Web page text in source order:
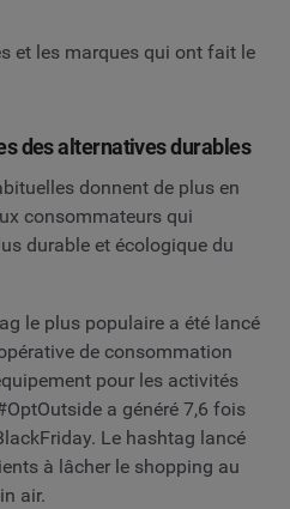
et les marques qui ont fait le
des alternatives durables
donnent de plus en
consommateurs qui
durable et écologique du
le plus populaire a été lancé
de consommation
pour les activités
a généré 7,6 fois
Le hashtag lancé
à lâcher le shopping au
air.